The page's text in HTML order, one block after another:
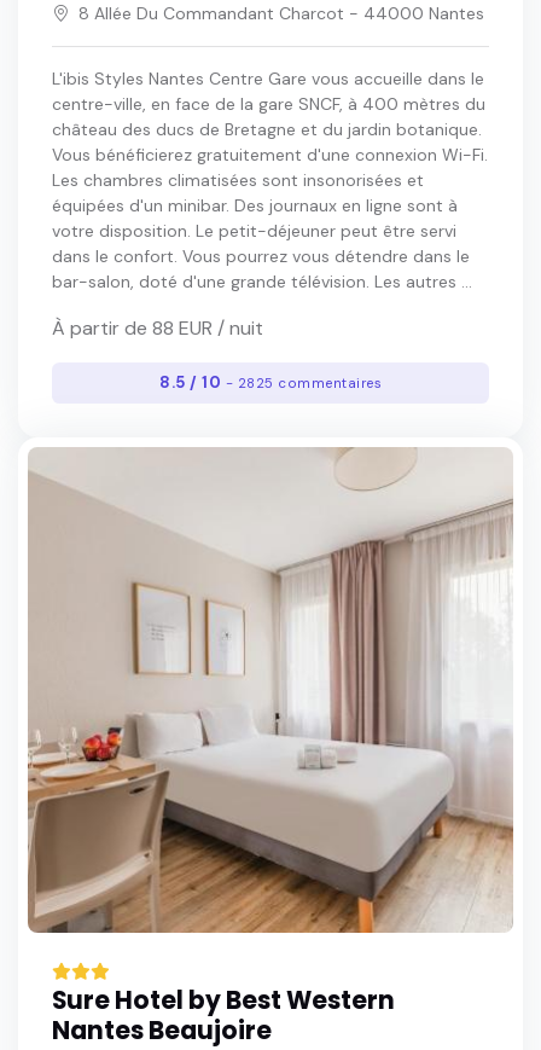
8 Allée Du Commandant Charcot - 44000 Nantes
L'ibis Styles Nantes Centre Gare vous accueille dans le
centre-ville, en face de la gare SNCF, à 400 mètres du
château des ducs de Bretagne et du jardin botanique.
Vous bénéficierez gratuitement d'une connexion Wi-Fi.
Les chambres climatisées sont insonorisées et
équipées d'un minibar. Des journaux en ligne sont à
votre disposition. Le petit-déjeuner peut être servi
dans le confort. Vous pourrez vous détendre dans le
bar-salon, doté d'une grande télévision. Les autres ...
À partir de 88 EUR / nuit
8.5 / 10 - 2825 commentaires
Sure Hotel by Best Western
Nantes Beaujoire